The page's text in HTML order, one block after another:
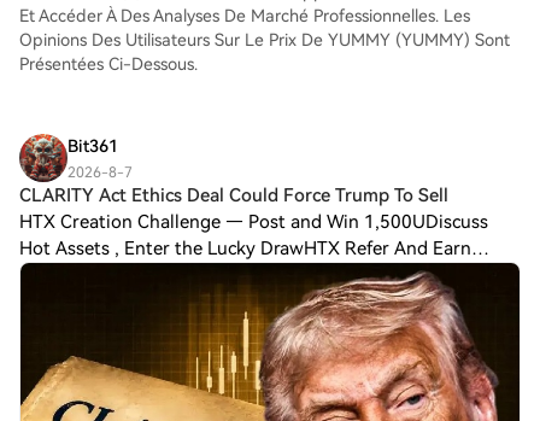
Et Accéder À Des Analyses De Marché Professionnelles. Les
Opinions Des Utilisateurs Sur Le Prix De YUMMY (YUMMY) Sont
Présentées Ci-Dessous.
Bit361
2026-8-7
CLARITY Act Ethics Deal Could Force Trump To Sell
HTX Creation Challenge — Post and Win 1,500UDiscuss
Hot Assets , Enter the Lucky DrawHTX Refer And Earn
CLARITY Act Ethics Deal Could Force Trump To Sell Crypto
Holdings President Donald Trump may hav